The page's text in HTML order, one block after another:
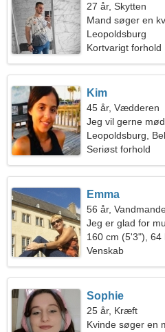
27 år, Skytten
Mand søger en
Leopoldsburg
Kortvarigt forhold
Kim
45 år, Vædderen
Jeg vil gerne
Leopoldsburg,
Seriøst forhold
Emma
56 år,
Jeg er glad for
160 cm (5'3"), 64
Venskab
Sophie
25 år, Kræft
Kvinde søger en